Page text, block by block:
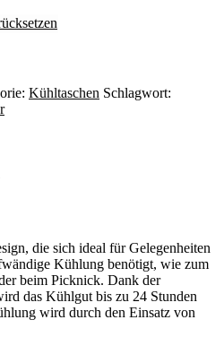
Kühltaschen Schlagwort:
die sich ideal für Gelegenheiten
Kühlung benötigt, wie zum
beim Picknick. Dank der
das Kühlgut bis zu 24 Stunden
wird durch den Einsatz von